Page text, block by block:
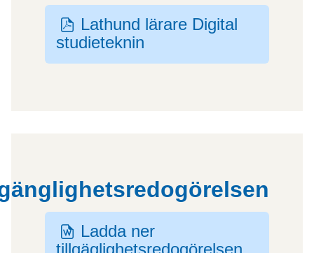
Fil
Lathund lärare Digital
studieteknin
Fil
Ladda ner
tillgäglighetsredogörelsen